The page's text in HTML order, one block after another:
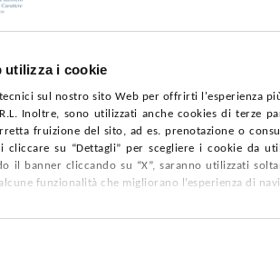
utilizza i cookie
sul nostro sito Web per offrirti l'esperienza
Inoltre, sono utilizzati anche cookies di terze
fruizione del sito, ad es. prenotazione o
su “Dettagli” per scegliere i cookie da
il banner cliccando su “X”, saranno utilizzati
funzionalità che migliorano l’esperienza di
PRIVACYCOOKIE POLICY
Youtube
Mediterraneo per i Trapianti e Terapie ad Alta